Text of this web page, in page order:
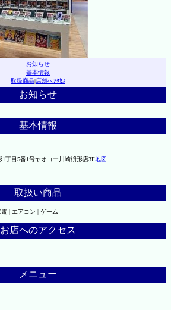
お知らせ
基本情報
取扱商品|店舗へｱｸｾｽ
お知らせ
基本情報
丁目5番1号ヤオコー川崎枡形店3F地図
取扱い商品
| エアコン | ゲーム
お店へのアクセス
メニュー